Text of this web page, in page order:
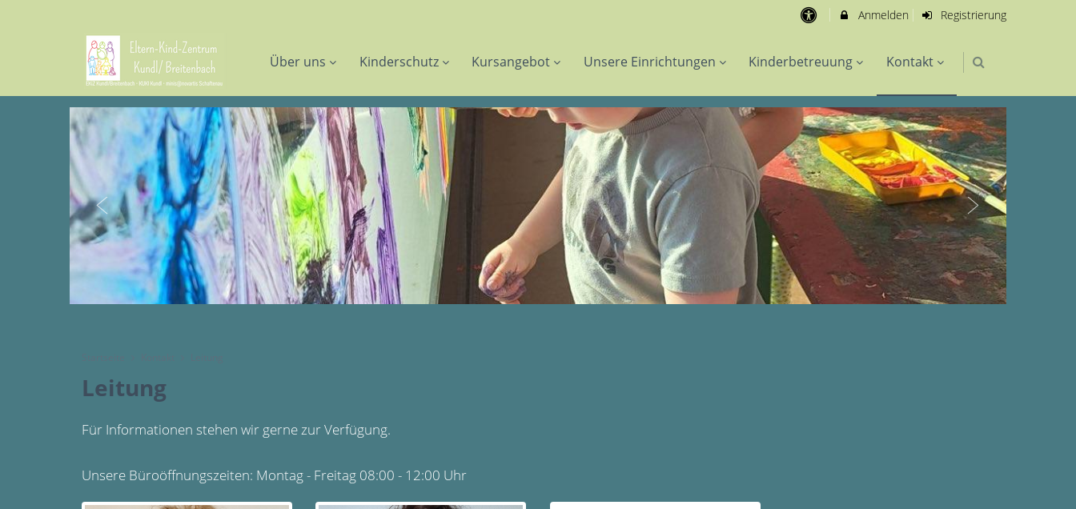
Anmelden Registrierung
Über uns Kinderschutz Kursangebot Unsere Einrichtungen Kinderbetreuung Kontakt
Leitung
Für Informationen stehen wir gerne zur Verfügung.
Unsere Büroöffnungszeiten: Montag - Freitag 08:00 - 12:00 Uhr